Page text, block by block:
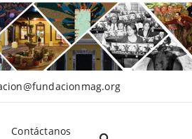
Contáctanos